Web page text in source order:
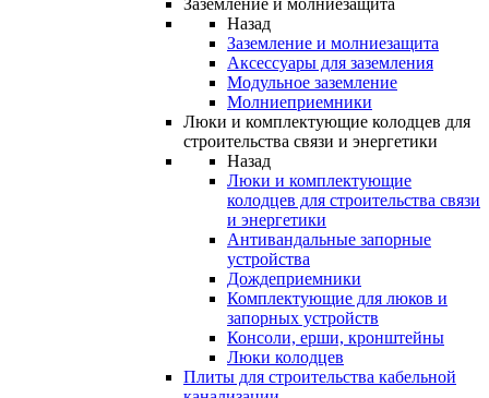
Заземление и молниезащита
Назад
Заземление и молниезащита
Аксессуары для заземления
Модульное заземление
Молниеприемники
Люки и комплектующие колодцев для
строительства связи и энергетики
Назад
Люки и комплектующие
колодцев для строительства связи
и энергетики
Антивандальные запорные
устройства
Дождеприемники
Комплектующие для люков и
запорных устройств
Консоли, ерши, кронштейны
Люки колодцев
Плиты для строительства кабельной